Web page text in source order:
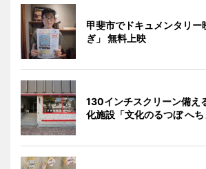
甲斐市でドキュメンタリー
ぎ」 無料上映
130インチスクリーン備え
化施設「文化のるつぼ へ